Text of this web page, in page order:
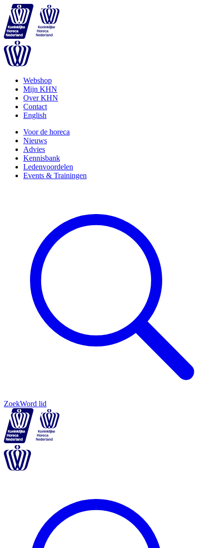
Webshop
Mijn KHN
Over KHN
Contact
English
Voor de horeca
Nieuws
Advies
Kennisbank
Ledenvoordelen
Events & Trainingen
ZoekWord lid